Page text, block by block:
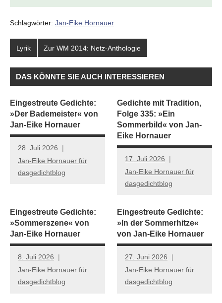
Schlagwörter: Jan-Eike Hornauer
Lyrik Zur WM 2014: Netz-Anthologie
DAS KÖNNTE SIE AUCH INTERESSIEREN
Eingestreute Gedichte:
»Der Bademeister« von
Jan-Eike Hornauer
28. Juli 2026
Jan-Eike Hornauer für
dasgedichtblog
Gedichte mit Tradition,
Folge 335: »Ein
Sommerbild« von Jan-
Eike Hornauer
17. Juli 2026
Jan-Eike Hornauer für
dasgedichtblog
Eingestreute Gedichte:
»Sommerszene« von
Jan-Eike Hornauer
8. Juli 2026
Jan-Eike Hornauer für
dasgedichtblog
Eingestreute Gedichte:
»In der Sommerhitze«
von Jan-Eike Hornauer
27. Juni 2026
Jan-Eike Hornauer für
dasgedichtblog